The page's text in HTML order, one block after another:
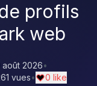
profils
web
août 2026•
vues• 0 like